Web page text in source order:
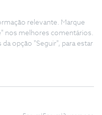
relevante. Marque
nos melhores comentários.
opção "Seguir", para estar